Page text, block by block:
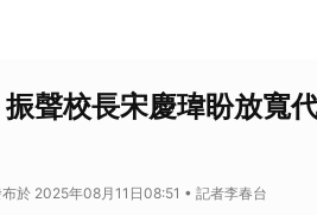
聲校長宋慶瑋盼放寬
於 2025年08月11日08:51 • 記者李春台